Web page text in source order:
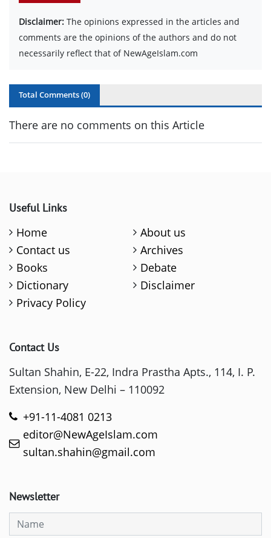
Disclaimer: The opinions expressed in the articles and
comments are the opinions of the authors and do not
necessarily reflect that of NewAgeIslam.com
Total Comments (0)
There are no comments on this Article
Useful Links
Home
About us
Contact us
Archives
Books
Debate
Dictionary
Disclaimer
Privacy Policy
Contact Us
Sultan Shahin, E-22, Indra Prastha Apts., 114, I. P.
Extension, New Delhi – 110092
+91-11-4081 0213
editor@NewAgeIslam.com
sultan.shahin@gmail.com
Newsletter